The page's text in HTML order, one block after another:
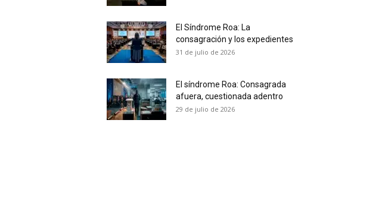
Suscríbete a nuestro boletín diario y recibe todas las
noticias del vapeo y la reducción de daños en tu correo
Subscribe to our daily clipping and receive all the news
of vaping and tobacco harm reduction in your email.
El Síndrome Roa: La
consagración y los expedientes
31 de julio de 2026
El síndrome Roa: Consagrada
afuera, cuestionada adentro
29 de julio de 2026